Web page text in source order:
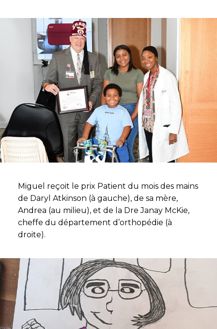
Miguel reçoit le prix Patient du mois des mains
de Daryl Atkinson (à gauche), de sa mère,
Andrea (au milieu), et de la Dre Janay McKie,
cheffe du département d’orthopédie (à
droite).